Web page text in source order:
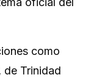
como
de Trinidad